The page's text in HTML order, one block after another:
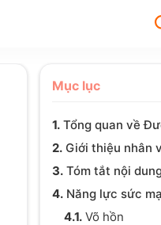
Chưa có bài
Mục lục
1.Tổng quan về
2.Giới thiệu nhân
3.Tóm tắt nội
4.Năng lực sức
4.1.Võ hồn